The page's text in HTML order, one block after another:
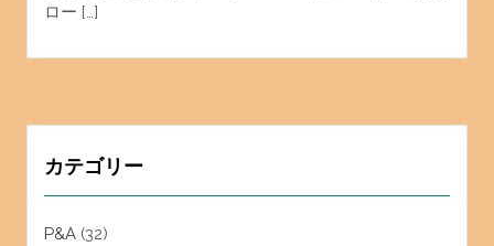
ロー […]
カテゴリー
P&A(32)